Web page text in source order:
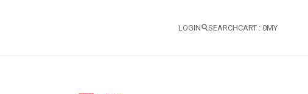
LOGIN SEARCHCART : 0MY